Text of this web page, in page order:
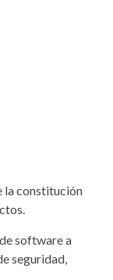
la constitución
software a
seguridad,